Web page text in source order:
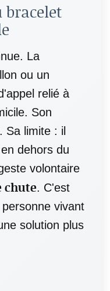
bracelet
La
ou un
relié à
Son
Sa limite : il
dehors du
volontaire
chute. C'est
vivant
solution plus